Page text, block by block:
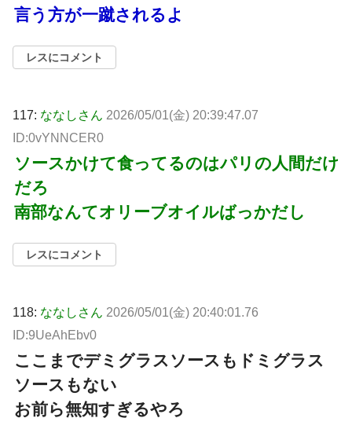
言う方が一蹴されるよ
レスにコメント
117: ななしさん 2026/05/01(金) 20:39:47.07
ID:0vYNNCER0
ソースかけて食ってるのはパリの人間だけ
だろ
南部なんてオリーブオイルばっかだし
レスにコメント
118: ななしさん 2026/05/01(金) 20:40:01.76
ID:9UeAhEbv0
ここまでデミグラスソースもドミグラス
ソースもない
お前ら無知すぎるやろ